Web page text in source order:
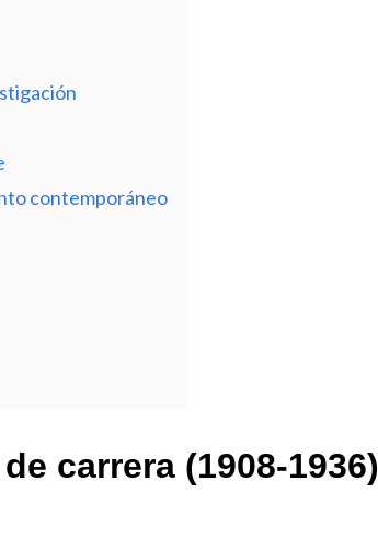
contemporáneo
carrera (1908-1936)